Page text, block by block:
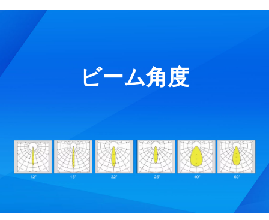
ビーム角度